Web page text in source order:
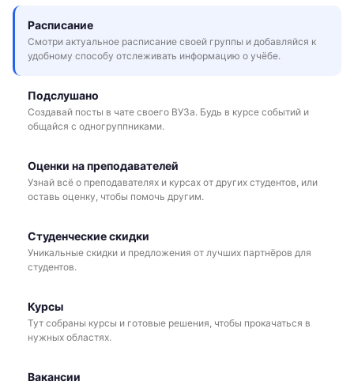
Расписание
Смотри актуальное расписание своей группы и добавляйся к
удобному способу отслеживать информацию о учёбе.
Подслушано
Создавай посты в чате своего ВУЗа. Будь в курсе событий и
общайся с одногруппниками.
Оценки на преподавателей
Узнай всё о преподавателях и курсах от других студентов, или
оставь оценку, чтобы помочь другим.
Студенческие скидки
Уникальные скидки и предложения от лучших партнёров для
студентов.
Курсы
Тут собраны курсы и готовые решения, чтобы прокачаться в
нужных областях.
Вакансии